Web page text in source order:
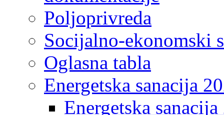
Poljoprivreda
Socijalno-ekonomski
Oglasna tabla
Energetska sanacija
Energetska